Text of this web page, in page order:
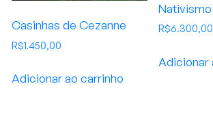
Casinhas de Cezanne
R$1.450,00
Adicionar ao carrinho
Nativismo
R$6.300,00
Adicionar